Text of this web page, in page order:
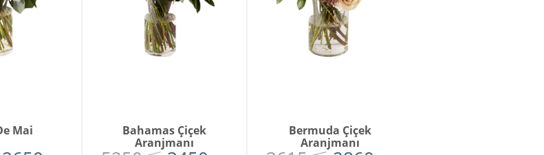
Mai
Bahamas Çiçek
Aranjmanı
Bermuda Çiçek
Aranjmanı